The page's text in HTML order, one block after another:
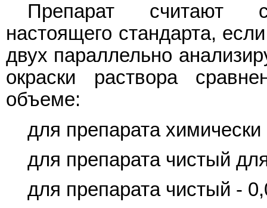
Препарат считают
настоящего стандарта,
двух параллельно
окраски раствора
объеме:
для препарата
для препарата чистый
для препарата чистый -